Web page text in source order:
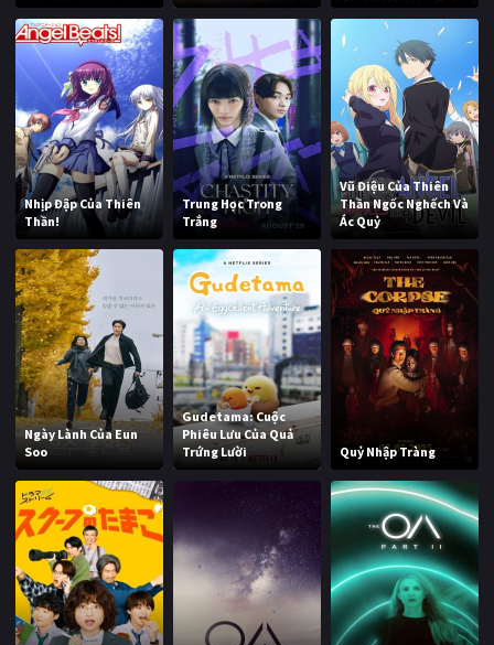
Nhịp Đập Của Thiên
Thần!
Trung Học Trong
Trắng
Vũ Điệu Của Thiên
Thần Ngốc Nghếch Và
Ác Quỷ
Ngày Lành Của Eun
Soo
Gudetama: Cuộc
Phiêu Lưu Của Quả
Trứng Lười
Quỷ Nhập Tràng